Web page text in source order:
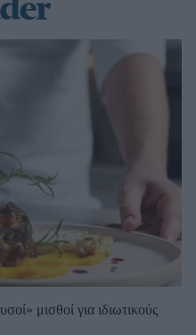
μισθοί για ιδιωτικούς